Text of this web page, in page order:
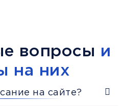
вопросы и
на них
на сайте?